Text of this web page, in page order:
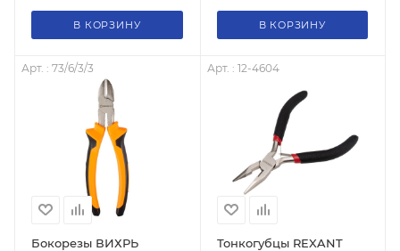
В КОРЗИНУ В КОРЗИНУ
Арт. : 73/6/3/3
Бокорезы ВИХРЬ
Арт. : 12-4604
Тонкогубцы REXANT